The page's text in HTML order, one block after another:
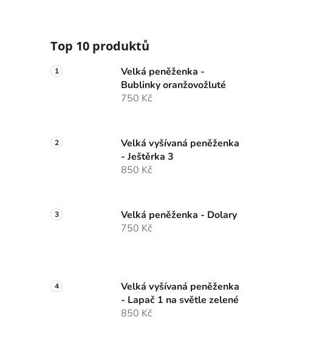
Top 10 produktů
Velká peněženka -
Bublinky oranžovožluté
750 Kč
Velká vyšívaná peněženka
- Ještěrka 3
850 Kč
Velká peněženka - Dolary
750 Kč
Velká vyšívaná peněženka
- Lapač 1 na světle zelené
850 Kč